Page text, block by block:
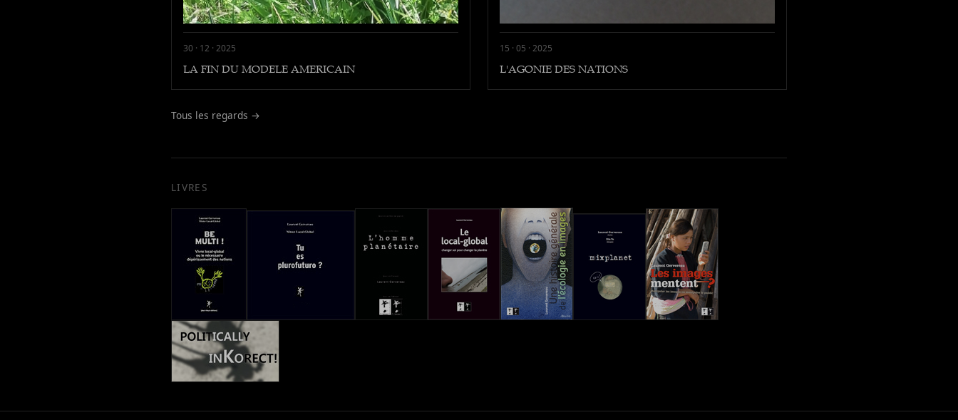
30 · 12 · 2025
LA FIN DU MODELE AMERICAIN
15 · 05 · 2025
L'AGONIE DES NATIONS
Tous les regards →
LIVRES